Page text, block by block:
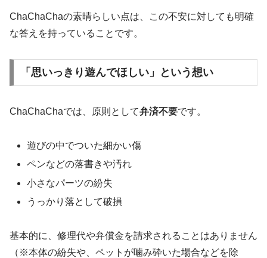
ChaChaChaの素晴らしい点は、この不安に対しても明確
な答えを持っていることです。
「思いっきり遊んでほしい」という想い
ChaChaChaでは、原則として弁済不要です。
遊びの中でついた細かい傷
ペンなどの落書きや汚れ
小さなパーツの紛失
うっかり落として破損
基本的に、修理代や弁償金を請求されることはありません
（※本体の紛失や、ペットが噛み砕いた場合などを除